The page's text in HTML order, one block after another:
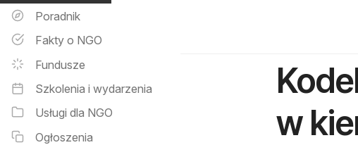
Poradnik
Fakty o NGO
Fundusze
Szkolenia i wydarzenia
Usługi dla NGO
Ogłoszenia
w